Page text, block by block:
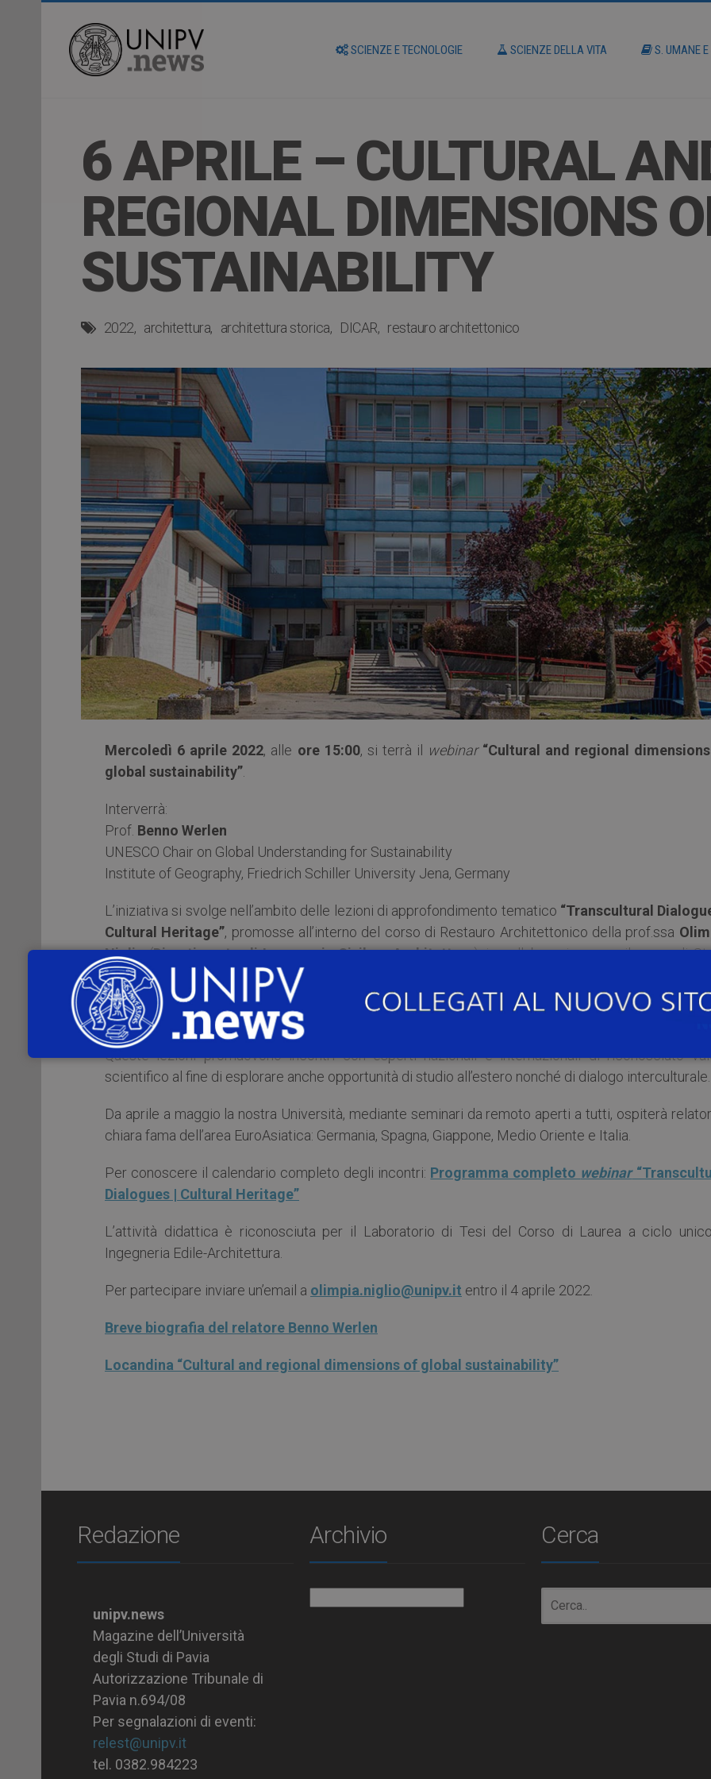
SCIENZE E TECNOLOGIE SCIENZE DELLA VITA S. UMANE
6 APRILE – CULTURAL
REGIONAL DIMENSIONS
SUSTAINABILITY
2022 architettura architettura storica DICAR restauro architettonico
Mercoledì 6 aprile 2022, alle ore 15:00, si terrà il webinar “Cultural and regional
global sustainability”
Interverrà:
Prof. Benno Werlen
UNESCO Chair on Global Understanding for Sustainability
Institute of Geography, Friedrich Schiller University Jena, Germany
L’iniziativa si svolge nell’ambito delle lezioni di approfondimento tematico “Transcultural
Cultural Heritage”, promosse all’interno del corso di Restauro Architettonico della prof.ssa
Niglio(Dipartimento di Ingegneria Civile e Architettura), in collaborazione con il corso di
dell’Architettura, e ha la finalità di avvicinare gli studenti a differenti realtà geografiche con il fine
renderli consapevoli della straordinaria diversità culturale e delle metodologie operative messe in
attraverso progetti di conservazione e valorizzazione dell’architettura storica.
Queste lezioni promuovono incontri con esperti nazionali e internazionali di riconosciuto
scientifico al fine di esplorare anche opportunità di studio all’estero nonché di dialogo interculturale.
Da aprile a maggio la nostra Università, mediante seminari da remoto aperti a tutti, ospiterà
chiara fama dell’area EuroAsiatica: Germania, Spagna, Giappone, Medio Oriente e Italia.
Per conoscere il calendario completo degli incontri: Programma completo webinar
Dialogues | Cultural Heritage”
L’attività didattica è riconosciuta per il Laboratorio di Tesi del Corso di Laurea a ciclo
Ingegneria Edile-Architettura.
Per partecipare inviare un’email a olimpia.niglio@unipv.it entro il 4 aprile 2022.
Breve biografia del relatore Benno Werlen
Locandina “Cultural and regional dimensions of global sustainability”
Redazione
unipv.news
Magazine dell’Università
degli Studi di Pavia
Autorizzazione Tribunale di
Pavia n.694/08
Per segnalazioni di eventi:
relest@unipv.it
tel. 0382.984223
Archivio Cerca